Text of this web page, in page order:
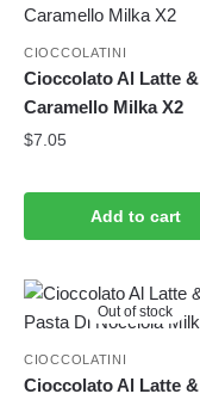
CIOCCOLATINI
Cioccolato Al Latte &
Caramello Milka X2
$7.05
Add to cart
Out of stock
CIOCCOLATINI
Cioccolato Al Latte &